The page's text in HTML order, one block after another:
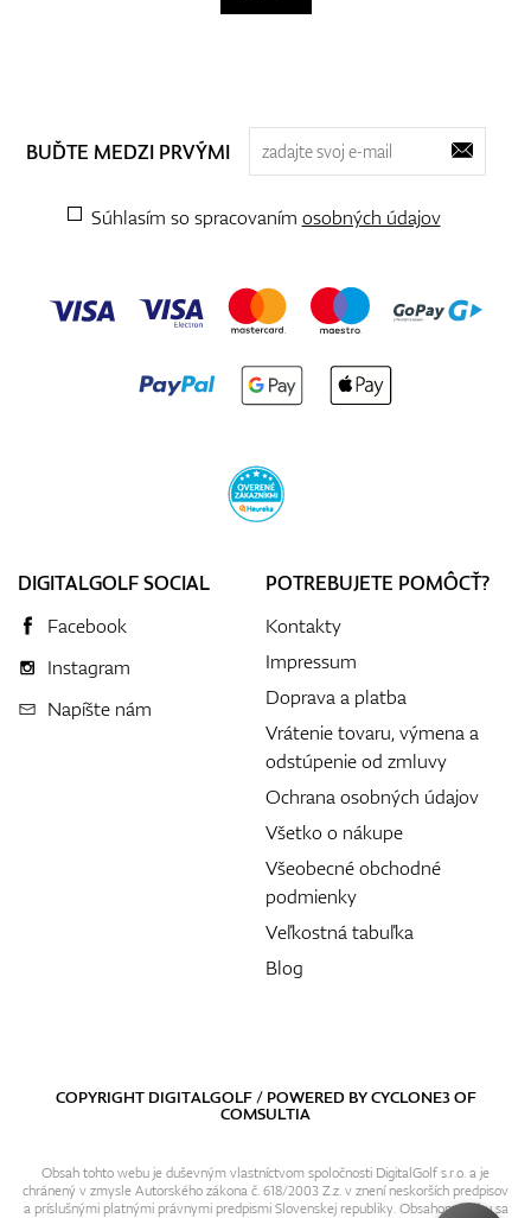
BUĎTE MEDZI PRVÝMI
Súhlasím so spracovaním osobných údajov
DIGITALGOLF SOCIAL
Facebook
Instagram
Napíšte nám
POTREBUJETE POMÔCŤ?
Kontakty
Impressum
Doprava a platba
Vrátenie tovaru, výmena a
odstúpenie od zmluvy
Ochrana osobných údajov
Všetko o nákupe
Všeobecné obchodné
podmienky
Veľkostná tabuľka
Blog
COPYRIGHT DIGITALGOLF / POWERED BYCYCLONE3OF
COMSULTIA
Obsah tohto webu je duševným vlastníctvom spoločnosti DigitalGolf s.r.o. a je
chránený v zmysle Autorského zákona č. 618/2003 Z.z. v znení neskorších predpisov
a príslušnými platnými právnymi predpismi Slovenskej republiky. Obsahom webu sa